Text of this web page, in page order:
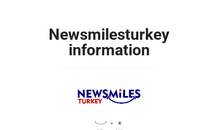
Newsmilesturkey
information